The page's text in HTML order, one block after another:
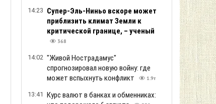
14:23 Супер-Эль-Ниньо вскоре может
приблизить климат Земли к
критической границе, – ученый
368
14:02 "Живой Нострадамус"
спрогнозировал новую войну: где
может вспыхнуть конфликт
1.9т
13:41 Курс валют в банках и обменниках: